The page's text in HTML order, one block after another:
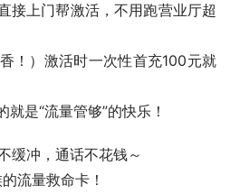
接上门帮激活，不用跑营业厅超
！）激活时一次性首充100元就
就是“流量管够”的快乐！
缓冲，通话不花钱～
流量救命卡！